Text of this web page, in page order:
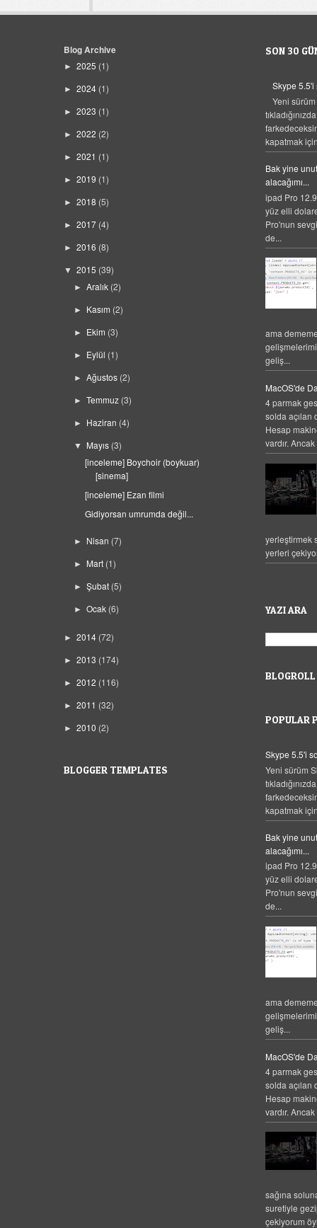
Blog Archive
► 2025 (1)
► 2024 (1)
► 2023 (1)
► 2022 (2)
► 2021 (1)
► 2019 (1)
► 2018 (5)
► 2017 (4)
► 2016 (8)
▼ 2015 (39)
►Aralık (2)
► Kasım (2)
► Ekim (3)
► Eylül (1)
►Ağustos (2)
►Temmuz (3)
► Haziran (4)
▼ Mayıs (3)
[inceleme] Boychoir (boykuar)
[sinema]
[inceleme] Ezan filmi
Gidiyorsan umrumda değil...
► Nisan (7)
► Mart (1)
►Şubat (5)
►Ocak (6)
► 2014 (72)
► 2013 (174)
► 2012 (116)
► 2011 (32)
► 2010 (2)
BLOGGER TEMPLATES
SON 30
Skype 5.5'i
Yeni
kapatmak
Bak yine
alacağımı...
ipad Pro
yüz elli
Pro'nun
de...
ama
geliş...
MacOS'de
4 parmak
solda açılan
Hesap
vardır.
yerleştirmek
yerleri
YAZI ARA
BLOGROLL
POPULAR
Skype 5.5'i
Yeni sürüm
kapatmak
Bak yine
alacağımı...
ipad Pro
yüz elli
Pro'nun
de...
ama
geliş...
MacOS'de
4 parmak
solda açılan
Hesap
vardır.
sağına
suretiyle
çekiyorum